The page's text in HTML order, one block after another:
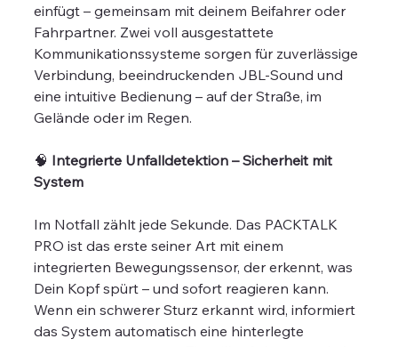
einfügt – gemeinsam mit deinem Beifahrer oder
Fahrpartner. Zwei voll ausgestattete
Kommunikationssysteme sorgen für zuverlässige
Verbindung, beeindruckenden JBL-Sound und
eine intuitive Bedienung – auf der Straße, im
Gelände oder im Regen.
🧠 Integrierte Unfalldetektion – Sicherheit mit
System
Im Notfall zählt jede Sekunde. Das PACKTALK
PRO ist das erste seiner Art mit einem
integrierten Bewegungssensor, der erkennt, was
Dein Kopf spürt – und sofort reagieren kann.
Wenn ein schwerer Sturz erkannt wird, informiert
das System automatisch eine hinterlegte